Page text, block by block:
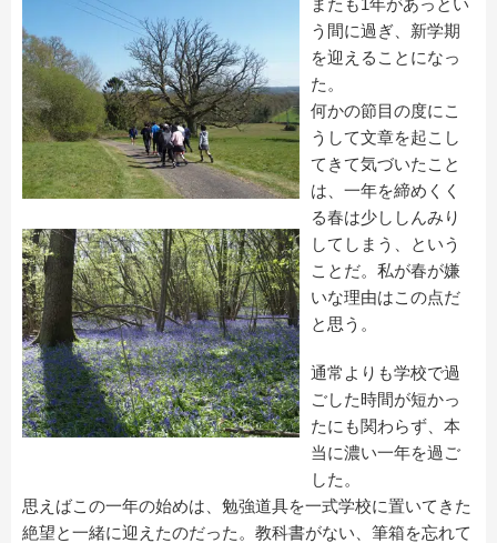
う間に過ぎ、新学期
を迎えることになっ
た。
何かの節目の度にこ
うして文章を起こし
てきて気づいたこと
は、一年を締めくく
る春は少ししんみり
してしまう、という
ことだ。私が春が嫌
いな理由はこの点だ
と思う。
通常よりも学校で過
ごした時間が短かっ
たにも関わらず、本
当に濃い一年を過ご
した。
思えばこの一年の始めは、勉強道具を一式学校に置いてきた
絶望と一緒に迎えたのだった。教科書がない、筆箱を忘れて